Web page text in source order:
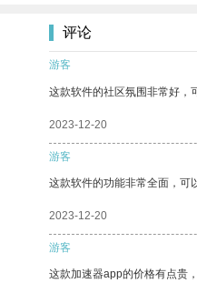
评论
游客
这款软件的社区氛围非常好，
2023-12-20
游客
这款软件的功能非常全面，可
2023-12-20
游客
这款加速器app的价格有点贵